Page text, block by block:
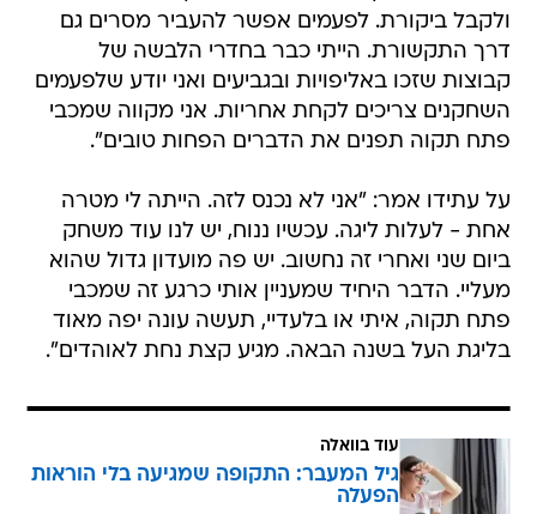
ולקבל ביקורת. לפעמים אפשר להעביר מסרים גם
דרך התקשורת. הייתי כבר בחדרי הלבשה של
קבוצות שזכו באליפויות ובגביעים ואני יודע שלפעמים
השחקנים צריכים לקחת אחריות. אני מקווה שמכבי
פתח תקוה תפנים את הדברים הפחות טובים".
על עתידו אמר: "אני לא נכנס לזה. הייתה לי מטרה
אחת - לעלות ליגה. עכשיו ננוח, יש לנו עוד משחק
ביום שני ואחרי זה נחשוב. יש פה מועדון גדול שהוא
מעליי. הדבר היחיד שמעניין אותי כרגע זה שמכבי
פתח תקוה, איתי או בלעדיי, תעשה עונה יפה מאוד
בליגת העל בשנה הבאה. מגיע קצת נחת לאוהדים".
עוד בוואלה
גיל המעבר: התקופה שמגיעה בלי הוראות
הפעלה